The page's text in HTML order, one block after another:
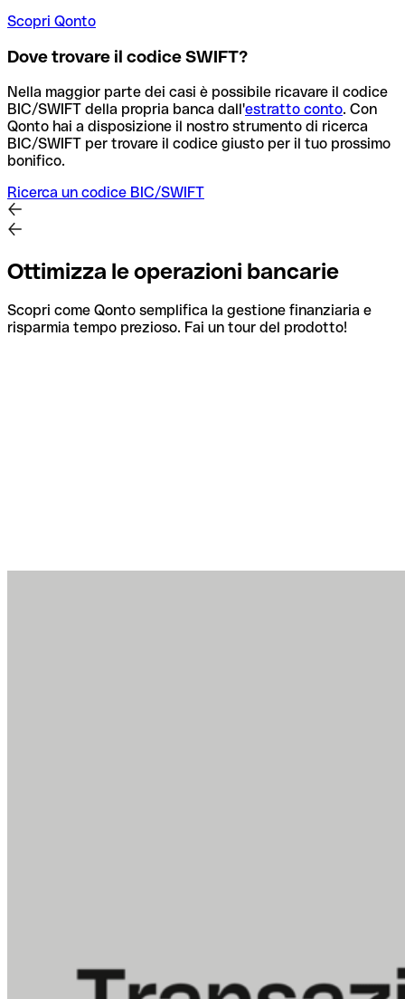
Scopri Qonto
Dove trovare il codice SWIFT?
Nella maggior parte dei casi è possibile ricavare il codice
BIC/SWIFT della propria banca dall'estratto conto. Con
Qonto hai a disposizione il nostro strumento di ricerca
BIC/SWIFT per trovare il codice giusto per il tuo prossimo
bonifico.
Ricerca un codice BIC/SWIFT
Ottimizza le operazioni bancarie
Scopri come Qonto semplifica la gestione finanziaria e
risparmia tempo prezioso. Fai un tour del prodotto!